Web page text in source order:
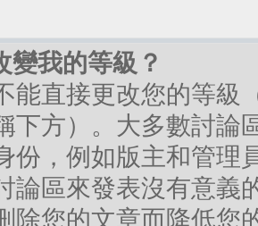
變我的等級？
能直接更改您的等級
下方）。大多數討論
份，例如版主和管理
論區來發表沒有意義
除您的文章而降低您